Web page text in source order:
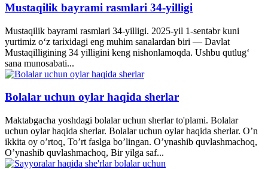
Mustaqilik bayrami rasmlari 34-yilligi
Mustaqilik bayrami rasmlari 34-yilligi. 2025-yil 1-sentabr kuni
yurtimiz o‘z tarixidagi eng muhim sanalardan biri — Davlat
Mustaqilligining 34 yilligini keng nishonlamoqda. Ushbu qutlug‘
sana munosabati...
Bolalar uchun oylar haqida sherlar
Maktabgacha yoshdagi bolalar uchun sherlar to'plami. Bolalar
uchun oylar haqida sherlar. Bolalar uchun oylar haqida sherlar. O’n
ikkita oy o’rtoq, To’rt faslga bo’lingan. O’ynashib quvlashmachoq,
O’ynashib quvlashmachoq, Bir yilga saf...